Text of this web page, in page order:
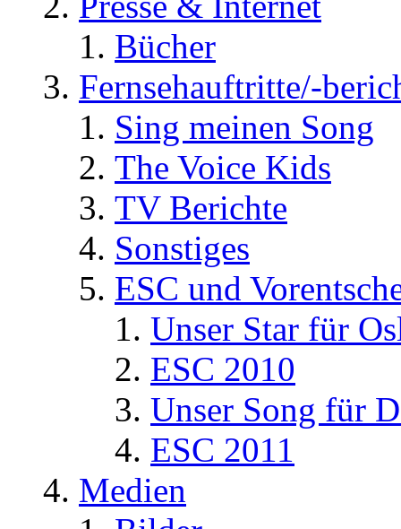
Bücher
Fernsehauftritte/-
Sing meinen Song
The Voice Kids
TV Berichte
Sonstiges
ESC und
Unser Star für
ESC 2010
Unser Song für
ESC 2011
Medien